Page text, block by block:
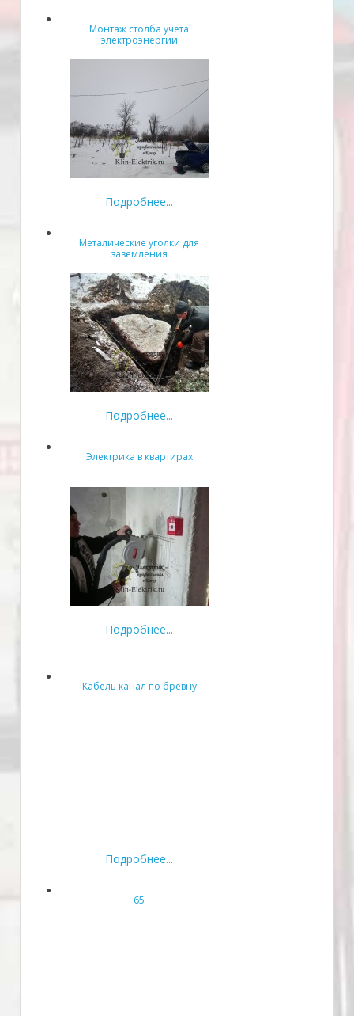
Монтаж столба учета
электроэнергии
Подробнее...
Металические уголки для
заземления
Подробнее...
Электрика в квартирах
Подробнее...
Кабель канал по бревну
Подробнее...
65